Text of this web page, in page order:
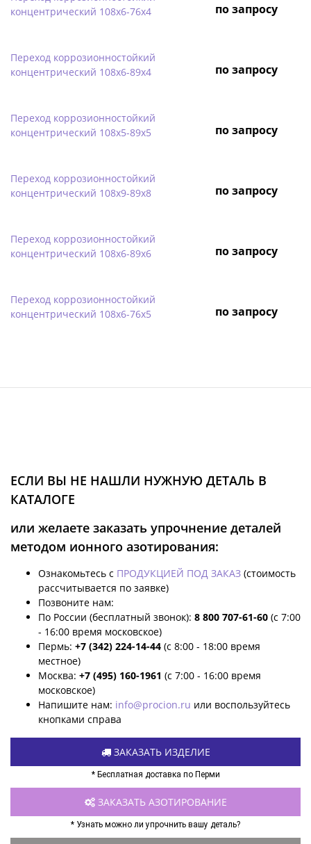
концентрический 108х6-76х4
по запросу
Переход коррозионностойкий
концентрический 108х6-89х4
по запросу
Переход коррозионностойкий
концентрический 108х5-89х5
по запросу
Переход коррозионностойкий
концентрический 108х9-89х8
по запросу
Переход коррозионностойкий
концентрический 108х6-89х6
по запросу
Переход коррозионностойкий
концентрический 108х6-76х5
по запросу
ЕСЛИ ВЫ НЕ НАШЛИ НУЖНУЮ ДЕТАЛЬ В
КАТАЛОГЕ
или желаете заказать упрочнение деталей
методом ионного азотирования:
Ознакомьтесь с ПРОДУКЦИЕЙ ПОД ЗАКАЗ (стоимость
рассчитывается по заявке)
Позвоните нам:
По России (бесплатный звонок): 8 800 707-61-60 (с 7:00
- 16:00 время московское)
Пермь: +7 (342) 224-14-44 (с 8:00 - 18:00 время
местное)
Москва: +7 (495) 160-1961 (с 7:00 - 16:00 время
московское)
Напишите нам: info@procion.ru или воспользуйтесь
кнопками справа
ЗАКАЗАТЬ ИЗДЕЛИЕ
* Бесплатная доставка по Перми
ЗАКАЗАТЬ АЗОТИРОВАНИЕ
* Узнать можно ли упрочнить вашу деталь?